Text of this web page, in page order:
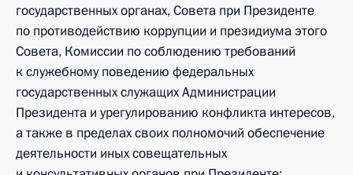
государственных органах, Совета при Президенте
по противодействию коррупции и президиума этого
Совета, Комиссии по соблюдению требований
к служебному поведению федеральных
государственных служащих Администрации
Президента и урегулированию конфликта интересов,
а также в пределах своих полномочий обеспечение
деятельности иных совещательных